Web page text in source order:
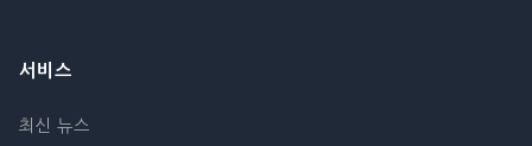
서비스
최신 뉴스